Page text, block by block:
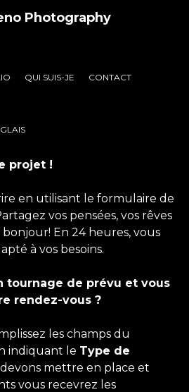
QUI SUIS-JE CONTACT
projet !
en utilisant le formulaire de
vos pensées, vos rêves
En 24 heures, vous
à vos besoins.
tournage de prévu et vous
rendez-vous ?
les champs du
indiquant le Type de
mettre en place et
vous recevrez les